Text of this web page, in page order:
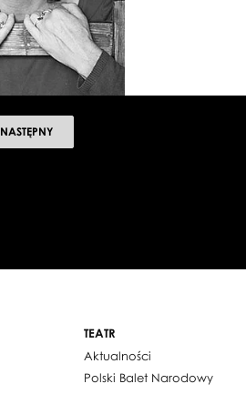
NASTĘPNY
TEATR
Aktualności
Polski Balet Narodowy